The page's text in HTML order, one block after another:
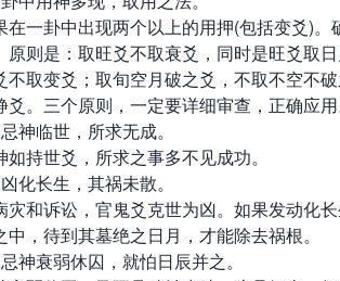
一卦中出现两个以上的用押(包括变爻)。
原则是：取旺爻不取衰爻，同时是旺爻取
不取变爻；取旬空月破之爻，不取不空不
爻。三个原则，一定要详细审查，正确应用
临世，所求无成。
持世爻，所求之事多不见成功。
长生，其祸未散。
和诉讼，官鬼爻克世为凶。如果发动化长
中，待到其墓绝之日月，才能除去祸根。
衰弱休囚，就怕日辰并之。